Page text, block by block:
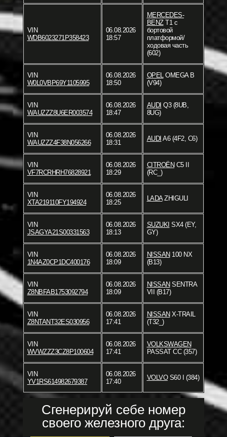
VIN
WDB6023271P358423
06.08.2026
18:57
MERCEDES-
BENZT1 c
бортовой
платформой/
ходовая часть
(602)
VIN
W0L0VBP69Y1105995
06.08.2026
18:50
OPELOMEGA B
(V94)
VIN
WAUZZZ8U6ER003574
06.08.2026
18:47
AUDI Q3 (8UB,
8UG)
VIN
WAUZZZ4F38N056266
06.08.2026
18:31
AUDI A6 (4F2, C6)
VIN
VF7RCRHRH76828921
06.08.2026
18:29
CITROËN C5 II
(RC_)
VIN
XTA219110FY194924
06.08.2026
18:25
LADAZHIGULI
VIN
JSAGYA21S00331563
06.08.2026
18:13
SUZUKI SX4 (EY,
GY)
VIN
1N4AZ0CP1DC400176
06.08.2026
18:09
NISSAN 100 NX
(B13)
VIN
Z8NBFAB1753092794
06.08.2026
18:09
NISSAN SENTRA
VII (B17)
VIN
Z8NTANT32ES030956
06.08.2026
17:41
NISSAN X-TRAIL
(T32_)
VIN
WVWZZZ3CZ8P100604
06.08.2026
17:41
VOLKSWAGEN
PASSAT CC (357)
VIN
YV1RS614982679387
06.08.2026
17:40
VOLVOS60 I (384)
Сгенерируй себе номер
своего железного друга: